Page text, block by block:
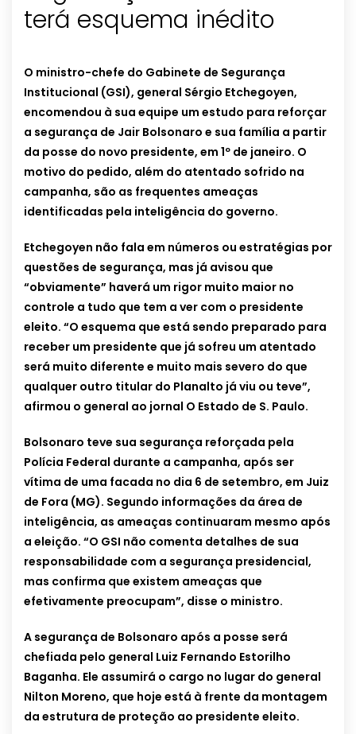
terá esquema inédito
O ministro-chefe do Gabinete de Segurança
Institucional (GSI), general Sérgio Etchegoyen,
encomendou à sua equipe um estudo para reforçar
a segurança de Jair Bolsonaro e sua família a partir
da posse do novo presidente, em 1º de janeiro. O
motivo do pedido, além do atentado sofrido na
campanha, são as frequentes ameaças
identificadas pela inteligência do governo.
Etchegoyen não fala em números ou estratégias por
questões de segurança, mas já avisou que
“obviamente” haverá um rigor muito maior no
controle a tudo que tem a ver com o presidente
eleito. “O esquema que está sendo preparado para
receber um presidente que já sofreu um atentado
será muito diferente e muito mais severo do que
qualquer outro titular do Planalto já viu ou teve”,
afirmou o general ao jornal O Estado de S. Paulo.
Bolsonaro teve sua segurança reforçada pela
Polícia Federal durante a campanha, após ser
vítima de uma facada no dia 6 de setembro, em Juiz
de Fora (MG). Segundo informações da área de
inteligência, as ameaças continuaram mesmo após
a eleição. “O GSI não comenta detalhes de sua
responsabilidade com a segurança presidencial,
mas confirma que existem ameaças que
efetivamente preocupam”, disse o ministro.
A segurança de Bolsonaro após a posse será
chefiada pelo general Luiz Fernando Estorilho
Baganha. Ele assumirá o cargo no lugar do general
Nilton Moreno, que hoje está à frente da montagem
da estrutura de proteção ao presidente eleito.